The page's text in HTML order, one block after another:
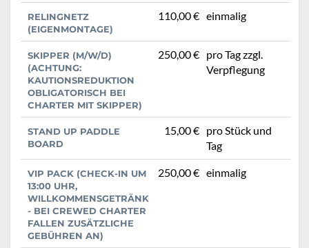
RELINGNETZ
(EIGENMONTAGE)
110,00 € einmalig
SKIPPER (M/W/D)
(ACHTUNG:
KAUTIONSREDUKTION
OBLIGATORISCH BEI
CHARTER MIT SKIPPER)
250,00 € pro Tag zzgl.
Verpflegung
STAND UP PADDLE
BOARD
15,00 € pro Stück und
Tag
VIP PACK (CHECK-IN UM
13:00 UHR,
WILLKOMMENSGETRÄNK
- BEI CREWED CHARTER
FALLEN ZUSÄTZLICHE
GEBÜHREN AN)
250,00 € einmalig